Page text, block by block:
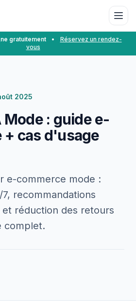
gratuitement •
Réservez un rendez-
vous
2025
Mode : guide e-
+ cas d'usage
e-commerce mode :
recommandations
et réduction des retours
complet.